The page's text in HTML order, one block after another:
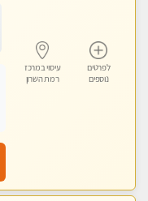
לפרטים
נוספים
עיסוי במרכז
רמת השרון